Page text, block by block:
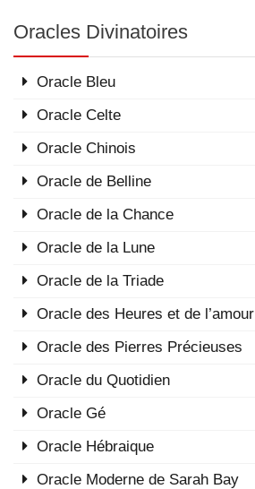
Oracles Divinatoires
Oracle Bleu
Oracle Celte
Oracle Chinois
Oracle de Belline
Oracle de la Chance
Oracle de la Lune
Oracle de la Triade
Oracle des Heures et de l’amour
Oracle des Pierres Précieuses
Oracle du Quotidien
Oracle Gé
Oracle Hébraique
Oracle Moderne de Sarah Bay